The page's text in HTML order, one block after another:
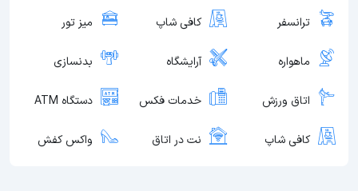
ترانسفر کافی شاپ میز تور
ماهواره آرایشگاه بدنسازی
اتاق ورزش خدمات فکس دستگاه ATM
کافی شاپ نت در اتاق واکس کفش